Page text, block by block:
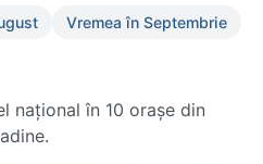
Vremea în Septembrie
național în 10 orașe din